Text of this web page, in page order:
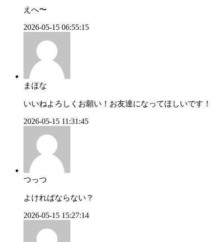
えへ〜
2026-05-15 06:55:15
まほな
いいねよろしくお願い！お友達になってほしいです！
2026-05-15 11:31:45
つっつ
よければならない？
2026-05-15 15:27:14